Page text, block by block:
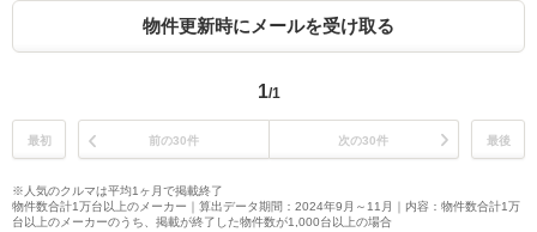
物件更新時にメールを受け取る
1/1
最初 前の30件 次の30件 最後
※人気のクルマは平均1ヶ月で掲載終了
物件数合計1万台以上のメーカー｜算出データ期間：2024年9月～11月｜内容：物件数合計1万
台以上のメーカーのうち、掲載が終了した物件数が1,000台以上の場合